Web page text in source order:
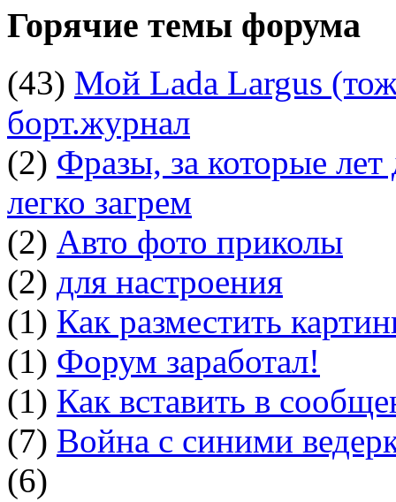
Горячие темы форума
(43) Мой Lada Largus
борт.журнал
(2) Фразы, за которые
легко загрем
(2) Авто фото приколы
(2) для настроения
(1) Как разместить
(1) Форум заработал!
(1) Как вставить в
(7) Война с синими
(6)